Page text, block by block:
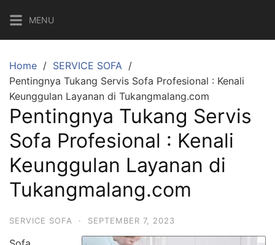
content
MENU
Home
SERVICE SOFA
Pentingnya Tukang Servis Sofa Profesional : Kenali
Keunggulan Layanan di Tukangmalang.com
Pentingnya Tukang Servis
Sofa Profesional : Kenali
Keunggulan Layanan di
Tukangmalang.com
SERVICE SOFA · SEPTEMBER 7, 2023